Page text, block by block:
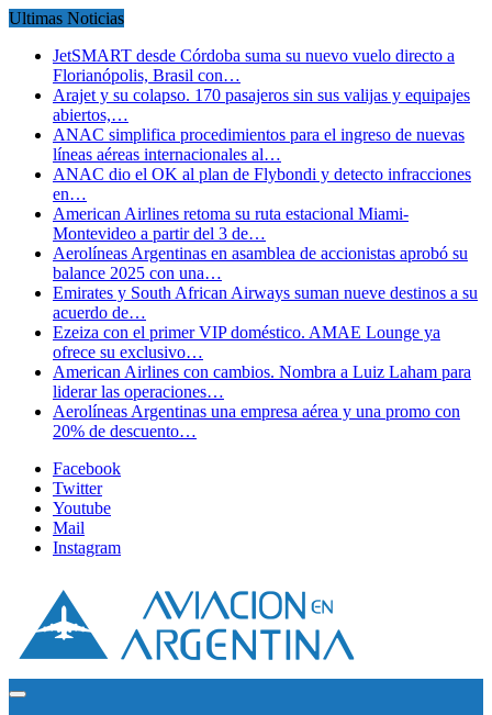
Ultimas Noticias
JetSMART desde Córdoba suma su nuevo vuelo directo a
Florianópolis, Brasil con…
Arajet y su colapso. 170 pasajeros sin sus valijas y equipajes
abiertos,…
ANAC simplifica procedimientos para el ingreso de nuevas
líneas aéreas internacionales al…
ANAC dio el OK al plan de Flybondi y detecto infracciones
en…
American Airlines retoma su ruta estacional Miami-
Montevideo a partir del 3 de…
Aerolíneas Argentinas en asamblea de accionistas aprobó su
balance 2025 con una…
Emirates y South African Airways suman nueve destinos a su
acuerdo de…
Ezeiza con el primer VIP doméstico. AMAE Lounge ya
ofrece su exclusivo…
American Airlines con cambios. Nombra a Luiz Laham para
liderar las operaciones…
Aerolíneas Argentinas una empresa aérea y una promo con
20% de descuento…
Facebook
Twitter
Youtube
Mail
Instagram